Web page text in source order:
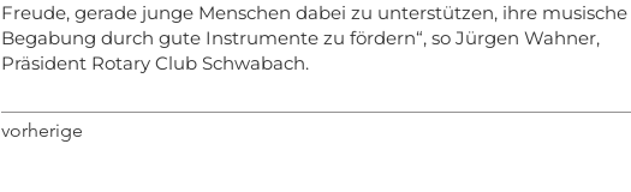
Freude, gerade junge Menschen dabei zu unterstützen, ihre musische
Begabung durch gute Instrumente zu fördern“, so Jürgen Wahner,
Präsident Rotary Club Schwabach.
vorherige